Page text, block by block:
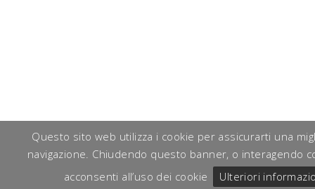
Questo sito web utilizza i cookie per assicurarti una
navigazione. Chiudendo questo banner, o interagendo
acconsenti all’uso dei cookie
Ulteriori